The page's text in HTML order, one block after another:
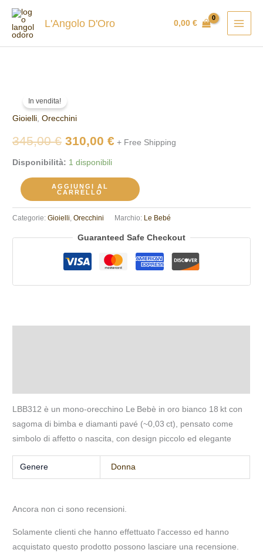
contenuto
L'Angolo D'Oro 0,00€
In vendita!
Gioielli ,Orecchini
345,00€
prezzo
originale
era:
345,00 €.
310,00€ attuale
310,00 €.
+ Free Shipping
Disponibilità: 1 disponibili
Bebè
quantità
AGGIUNGI AL
CARRELLO
Categorie:Gioielli,Orecchini Marchio: Le Bebé
Guaranteed Safe Checkout
LBB312 è un mono‑orecchino Le Bebè in oro bianco 18 kt con
sagoma di bimba e diamanti pavé (~0,03 ct), pensato come
simbolo di affetto o nascita, con design piccolo ed elegante
Genere Donna
Ancora non ci sono recensioni.
Solamente clienti che hanno effettuato l'accesso ed hanno
acquistato questo prodotto possono lasciare una recensione.